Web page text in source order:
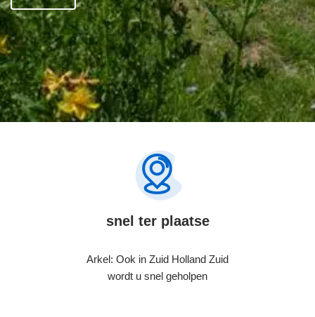
snel ter plaatse
Arkel: Ook in Zuid Holland Zuid
wordt u snel geholpen